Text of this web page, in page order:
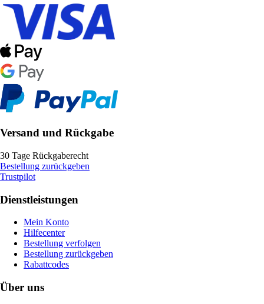
Versand und Rückgabe
30 Tage Rückgaberecht
Bestellung zurückgeben
Trustpilot
Dienstleistungen
Mein Konto
Hilfecenter
Bestellung verfolgen
Bestellung zurückgeben
Rabattcodes
Über uns